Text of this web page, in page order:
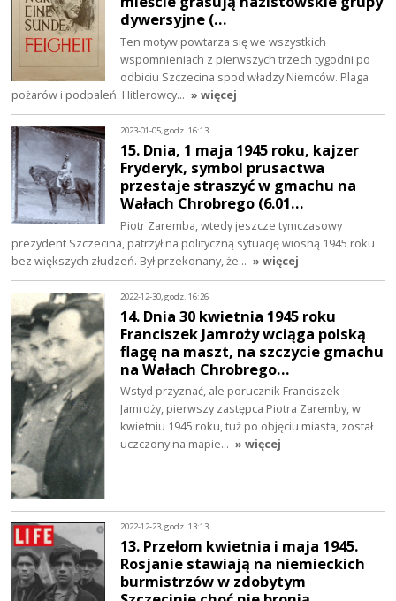
dywersyjne (…
Ten motyw powtarza się we wszystkich
wspomnieniach z pierwszych trzech tygodni po
odbiciu Szczecina spod władzy Niemców. Plaga
pożarów i podpaleń. Hitlerowcy… » więcej
2023-01-05, godz. 16:13
15. Dnia, 1 maja 1945 roku, kajzer
Fryderyk, symbol prusactwa
przestaje straszyć w gmachu na
Wałach Chrobrego (6.01…
Piotr Zaremba, wtedy jeszcze tymczasowy
prezydent Szczecina, patrzył na polityczną sytuację wiosną 1945 roku
bez większych złudzeń. Był przekonany, że… » więcej
2022-12-30, godz. 16:26
14. Dnia 30 kwietnia 1945 roku
Franciszek Jamroży wciąga polską
flagę na maszt, na szczycie gmachu
na Wałach Chrobrego…
Wstyd przyznać, ale porucznik Franciszek
Jamroży, pierwszy zastępca Piotra Zaremby, w
kwietniu 1945 roku, tuż po objęciu miasta, został
uczczony na mapie… » więcej
2022-12-23, godz. 13:13
13. Przełom kwietnia i maja 1945.
Rosjanie stawiają na niemieckich
burmistrzów w zdobytym